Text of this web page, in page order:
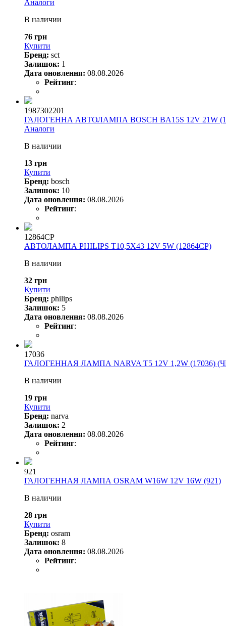
Аналоги
В наличии
76 грн
Купити
Бренд: sct
Залишок: 1
Дата оновлення: 08.08.2026
Рейтинг:
1987302201
ГАЛОГЕННА АВТОЛАМПА BOSCH BA15S 12V 21W
Аналоги
В наличии
13 грн
Купити
Бренд: bosch
Залишок: 10
Дата оновлення: 08.08.2026
Рейтинг:
12864CP
АВТОЛАМПА PHILIPS T10,5X43 12V 5W (12864CP)
В наличии
32 грн
Купити
Бренд: philips
Залишок: 5
Дата оновлення: 08.08.2026
Рейтинг:
17036
ГАЛОГЕННАЯ ЛАМПА NARVA T5 12V 1,2W (17036)
В наличии
19 грн
Купити
Бренд: narva
Залишок: 2
Дата оновлення: 08.08.2026
Рейтинг:
921
ГАЛОГЕННАЯ ЛАМПА OSRAM W16W 12V 16W (921)
В наличии
28 грн
Купити
Бренд: osram
Залишок: 8
Дата оновлення: 08.08.2026
Рейтинг: